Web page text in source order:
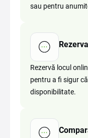
sau pentru
Rezervă locul
pentru a fi sigur
disponibilitate.